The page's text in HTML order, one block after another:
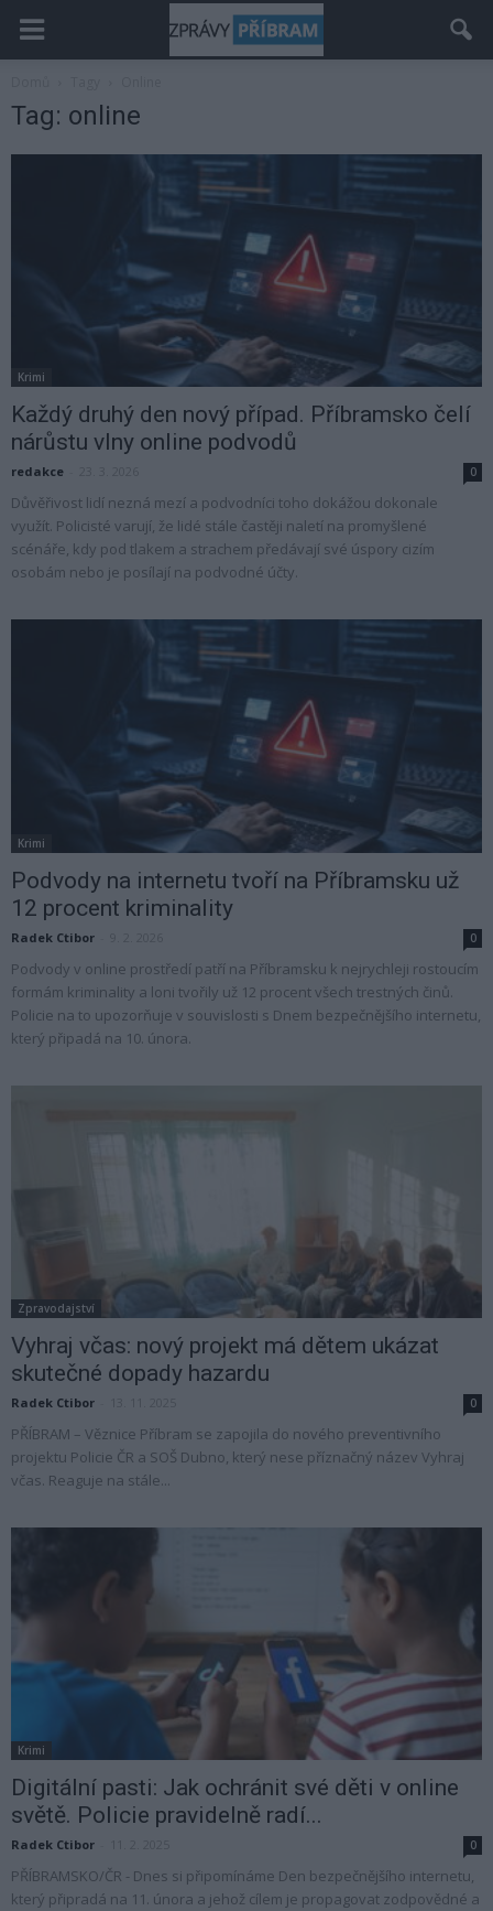
Tag: online
Krimi
Každý druhý den nový případ. Příbramsko čelí
nárůstu vlny online podvodů
redakce 0
Důvěřivost lidí nezná mezí a podvodníci toho dokážou dokonale
využít. Policisté varují, že lidé stále častěji naletí na promyšlené
scénáře, kdy pod tlakem a strachem předávají své úspory cizím
osobám nebo je posílají na podvodné účty.
Krimi
Podvody na internetu tvoří na Příbramsku už
12 procent kriminality
Radek Ctibor 0
Podvody v online prostředí patří na Příbramsku k nejrychleji rostoucím
formám kriminality a loni tvořily už 12 procent všech trestných činů.
Policie na to upozorňuje v souvislosti s Dnem bezpečnějšího internetu,
který připadá na 10. února.
Zpravodajství
Vyhraj včas: nový projekt má dětem ukázat
skutečné dopady hazardu
Radek Ctibor 0
PŘÍBRAM – Věznice Příbram se zapojila do nového preventivního
projektu Policie ČR a SOŠ Dubno, který nese příznačný název Vyhraj
včas. Reaguje na stále...
Krimi
Digitální pasti: Jak ochránit své děti v online
světě. Policie pravidelně radí...
Radek Ctibor 0
PŘÍBRAMSKO/ČR - Dnes si připomínáme Den bezpečnějšího internetu,
který připradá na 11. února a jehož cílem je propagovat zodpovědné a